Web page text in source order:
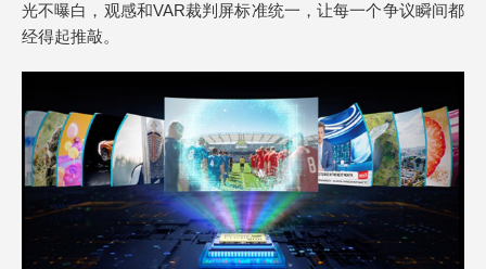
光不曝白，观感和VAR裁判屏标准统一，让每一个争议瞬间都
经得起推敲。